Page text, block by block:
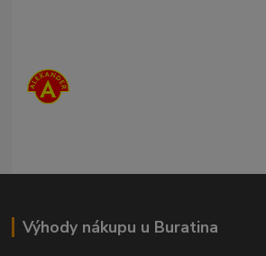
Výhody nákupu u Buratina